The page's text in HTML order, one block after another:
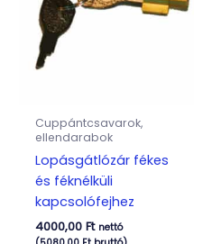
Cuppántcsavarok,
ellendarabok
Lopásgátlózár fékes
és féknélküli
kapcsolófejhez
4000,00 Ft nettó